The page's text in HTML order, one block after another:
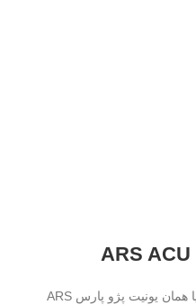
یونیت ایربگ پژو پارس ARS ACU یا همان یونیت پژو پارس ARS